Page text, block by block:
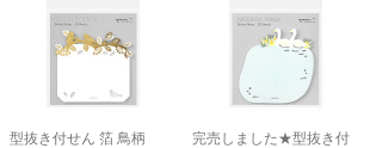
型抜き付せん 箔 鳥柄
完売しました★型抜き付